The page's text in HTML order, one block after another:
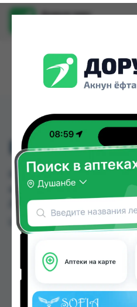
Доруи ман
RONOCIT
RONOCIT 500MG можно
аптеках, Мадад Фарм 156
Душанбе и других
Цена: от
170.00 TJS